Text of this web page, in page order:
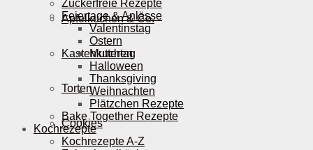
Apfelkuchen & Co.
Kastenkuchen
Torten
Cookies
Zuckerfreie Rezepte
Feiertage & Anlässe
Valentinstag
Ostern
Muttertag
Halloween
Thanksgiving
Weihnachten
Plätzchen Rezepte
Bake Together Rezepte
Kochrezepte
Kochrezepte A-Z